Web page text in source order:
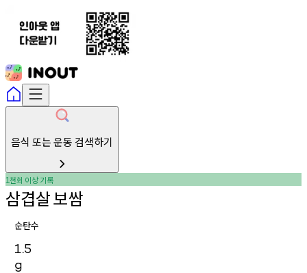
음식 또는 운동 검색하기
1천회 이상기록
삼겹살보쌈
순탄수
1.5
g